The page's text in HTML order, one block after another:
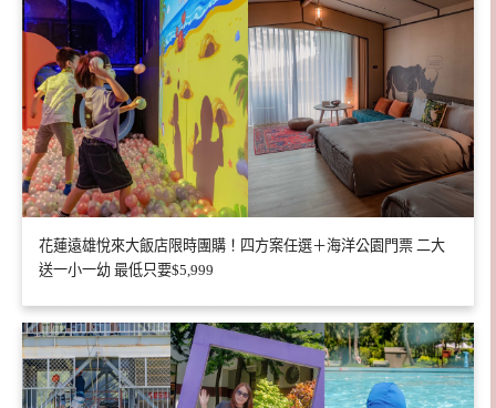
花蓮遠雄悅來大飯店限時團購！四方案任選＋海洋公園門票 二大
送一小一幼 最低只要$5,999